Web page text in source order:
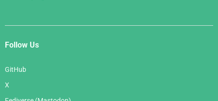
Follow Us
GitHub
X